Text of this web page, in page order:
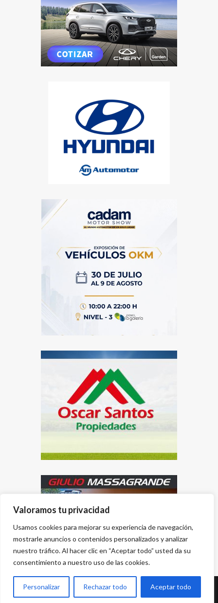
Valoramos tu privacidad
Usamos cookies para mejorar su experiencia de navegación,
mostrarle anuncios o contenidos personalizados y analizar
nuestro tráfico. Al hacer clic en “Aceptar todo” usted da su
consentimiento a nuestro uso de las cookies.
Personalizar Rechazar todo Aceptar todo
Desarrollado por